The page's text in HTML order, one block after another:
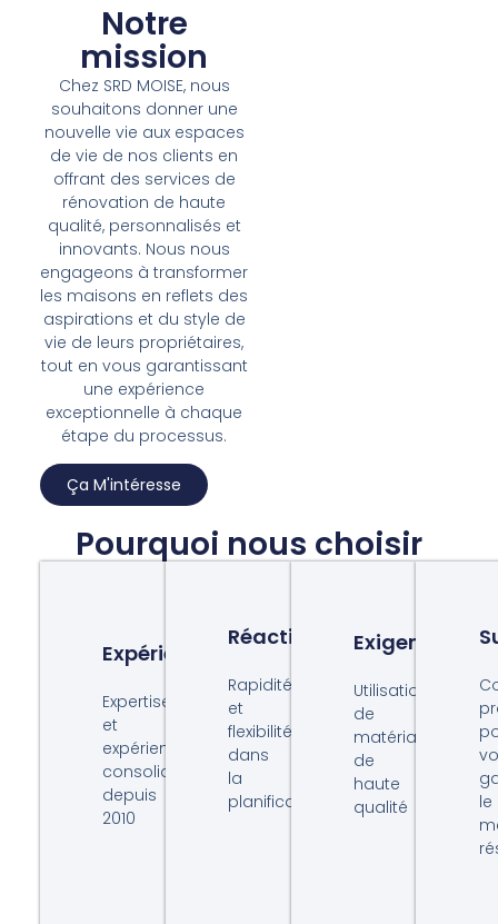
Notre
mission
Chez SRD MOISE, nous
souhaitons donner une
nouvelle vie aux espaces
de vie de nos clients en
offrant des services de
rénovation de haute
qualité, personnalisés et
innovants. Nous nous
engageons à transformer
les maisons en reflets des
aspirations et du style de
vie de leurs propriétaires,
tout en vous garantissant
une expérience
exceptionnelle à chaque
étape du processus.
Ça M'intéresse
Pourquoi nous choisir
Expérience
Expertise
et
expérience
consolidée
depuis
2010
Réactivité
Rapidité
et
flexibilité
dans
la
planification
Exigence
Utilisation
de
matériaux
de
haute
qualité
le